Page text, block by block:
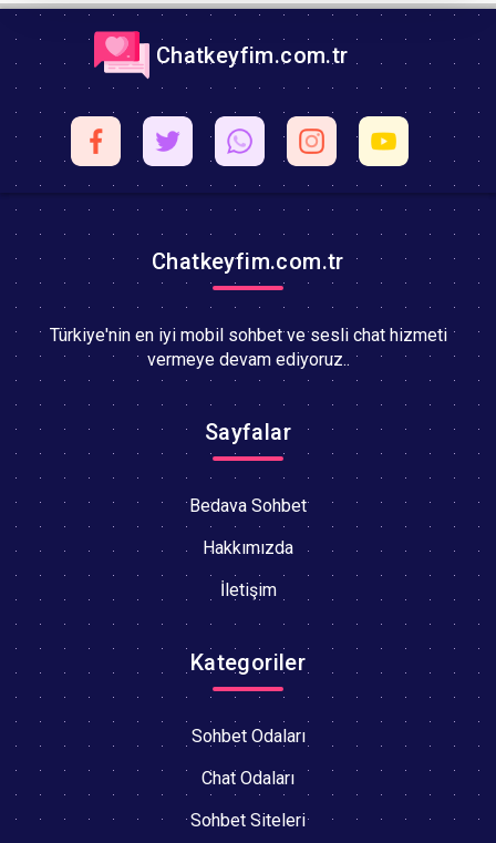
Chatkeyfim.com.tr
Chatkeyfim.com.tr
Türkiye'nin en iyi mobil sohbet ve sesli chat hizmeti
vermeye devam ediyoruz..
Sayfalar
Bedava Sohbet
Hakkımızda
İletişim
Kategoriler
Sohbet Odaları
Chat Odaları
Sohbet Siteleri